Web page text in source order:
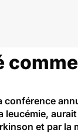
et par la